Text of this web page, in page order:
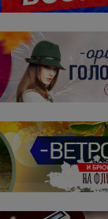
пару минут